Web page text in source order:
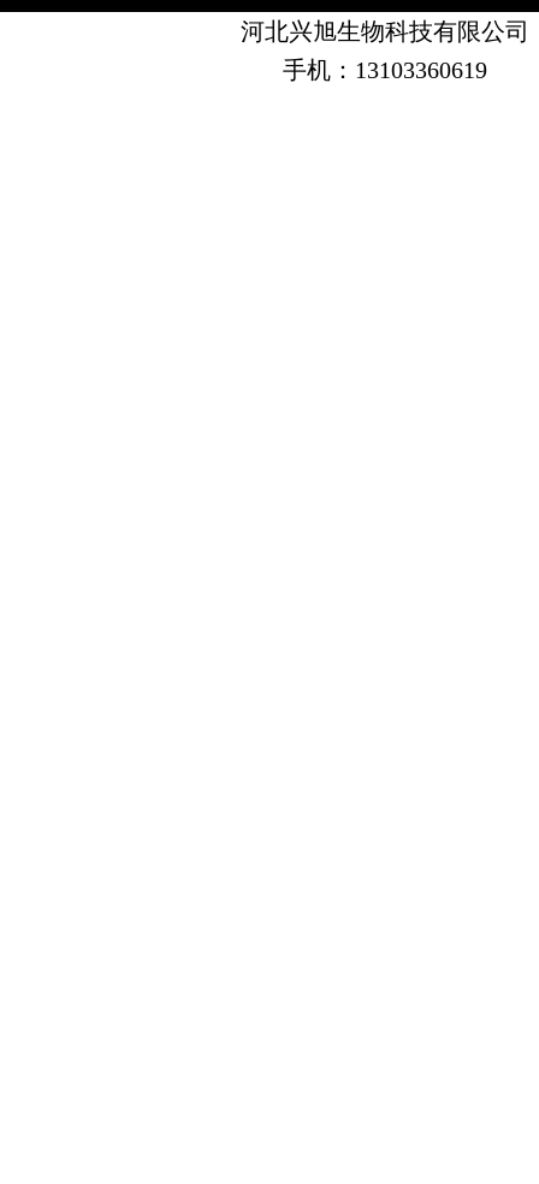
河北兴旭生物科技有限公司
手机：13103360619